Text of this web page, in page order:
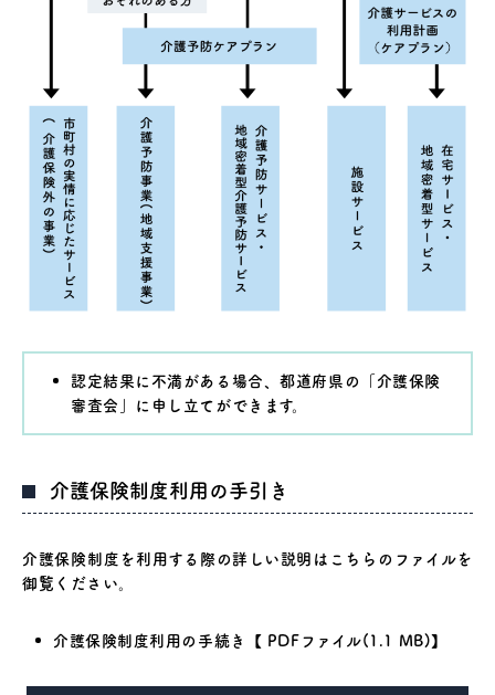
認定結果に不満がある場合、都道府県の「介護保険
審査会」に申し立てができます。
介護保険制度利用の手引き
介護保険制度を利用する際の詳しい説明はこちらのファイルを
御覧ください。
介護保険制度利用の手続き【 PDFファイル(1.1 MB)】